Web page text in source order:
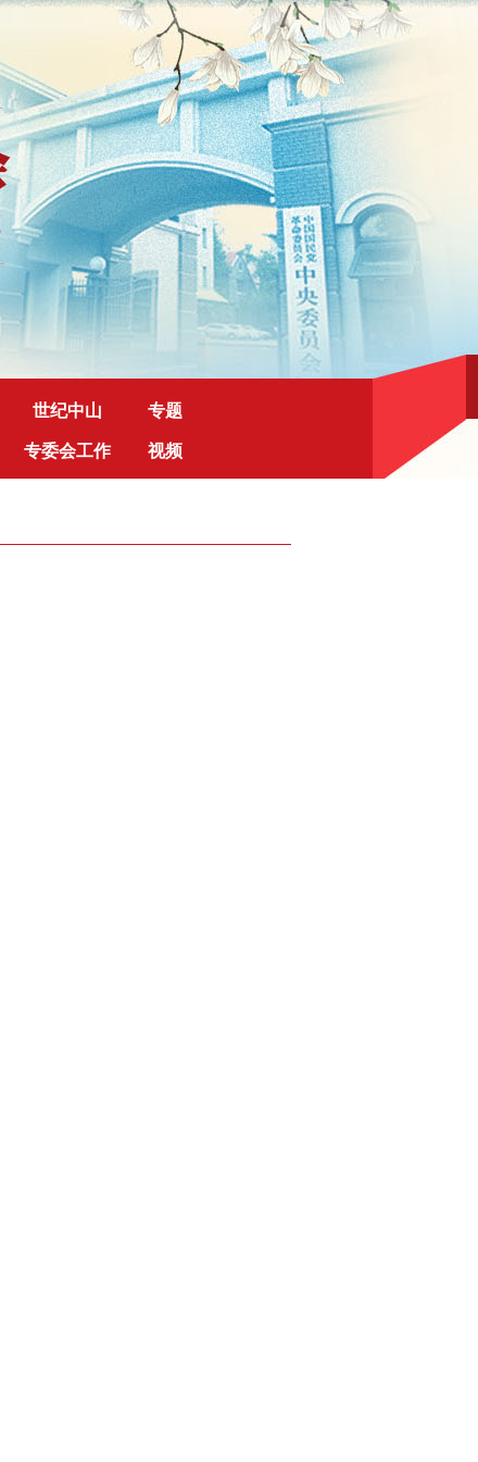
世纪中山 专题
专委会工作 视频